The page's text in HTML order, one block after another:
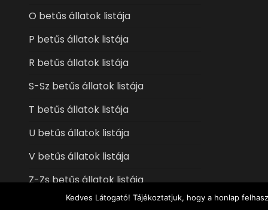
O betűs állatok listája
P betűs állatok listája
R betűs állatok listája
S-Sz betűs állatok listája
T betűs állatok listája
U betűs állatok listája
V betűs állatok listája
Z-Zs betűs állatok listája
Kedves Látogató! Tájékoztatjuk, hogy a honlap